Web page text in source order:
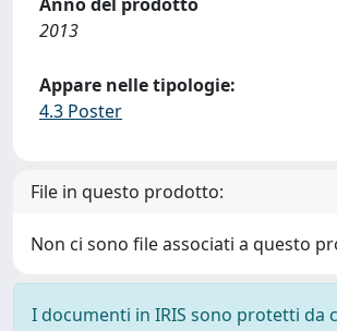
2013
Appare nelle tipologie:
4.3 Poster
File in questo prodotto:
Non ci sono file associati a questo
I documenti in IRIS sono protetti da